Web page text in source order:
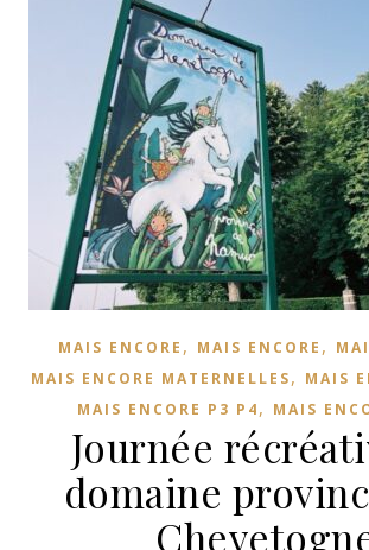
MAIS ENCORE , MAIS ENCORE ,
MAIS ENCORE MATERNELLES, MAIS
MAIS ENCORE P3 P4, MAIS
Journée
domaine